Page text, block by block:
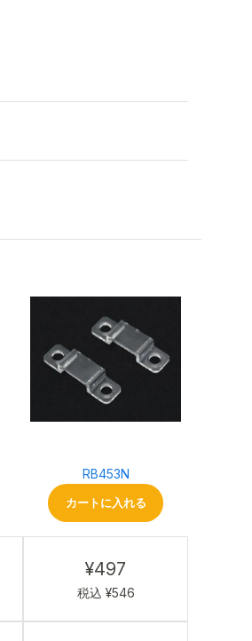
RB453N
カートに入れる
¥497
税込 ¥546